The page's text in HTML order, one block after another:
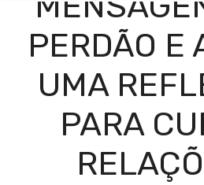
PERDÃO E
UMA
PARA